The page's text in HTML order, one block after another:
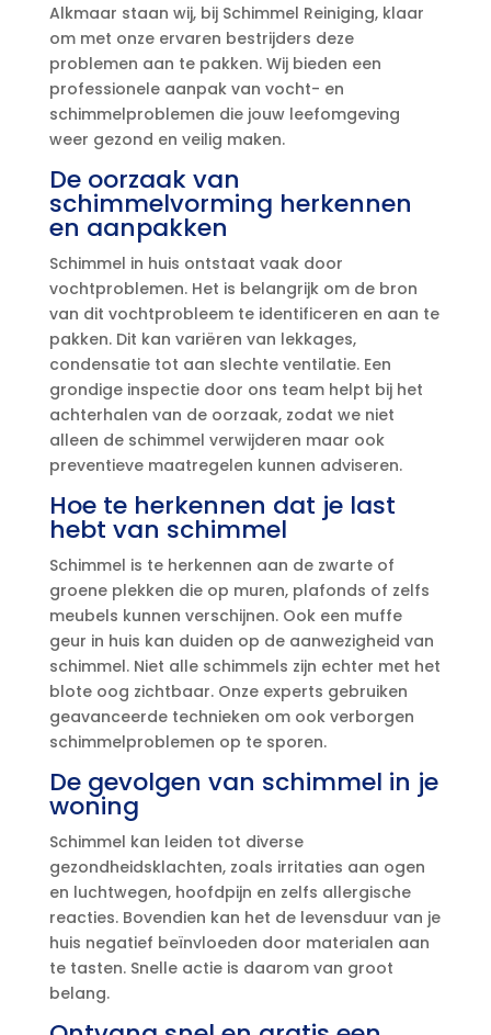
Alkmaar staan wij, bij Schimmel Reiniging, klaar
om met onze ervaren bestrijders deze
problemen aan te pakken.​ Wij bieden een
professionele aanpak van vocht- en
schimmelproblemen die jouw leefomgeving
weer gezond en veilig maken.​
De oorzaak van
schimmelvorming herkennen
en aanpakken
Schimmel in huis ontstaat vaak door
vochtproblemen.​ Het is belangrijk om de bron
van dit vochtprobleem te identificeren en aan te
pakken.​ Dit kan variëren van lekkages,
condensatie tot aan slechte ventilatie.​ Een
grondige inspectie door ons team helpt bij het
achterhalen van de oorzaak, zodat we niet
alleen de schimmel verwijderen maar ook
preventieve maatregelen kunnen adviseren.​
Hoe te herkennen dat je last
hebt van schimmel
Schimmel is te herkennen aan de zwarte of
groene plekken die op muren, plafonds of zelfs
meubels kunnen verschijnen.​ Ook een muffe
geur in huis kan duiden op de aanwezigheid van
schimmel.​ Niet alle schimmels zijn echter met het
blote oog zichtbaar.​ Onze experts gebruiken
geavanceerde technieken om ook verborgen
schimmelproblemen op te sporen.​
De gevolgen van schimmel in je
woning
Schimmel kan leiden tot diverse
gezondheidsklachten, zoals irritaties aan ogen
en luchtwegen, hoofdpijn en zelfs allergische
reacties.​ Bovendien kan het de levensduur van je
huis negatief beïnvloeden door materialen aan
te tasten.​ Snelle actie is daarom van groot
belang.​